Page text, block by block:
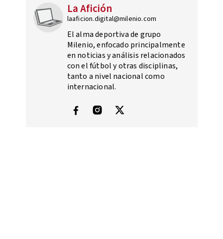
La Afición
laaficion.digital@milenio.com
El alma deportiva de grupo
Milenio, enfocado principalmente
en noticias y análisis relacionados
con el fútbol y otras disciplinas,
tanto a nivel nacional como
internacional.